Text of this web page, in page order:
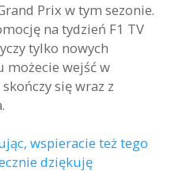
Prix w tym sezonie.
na tydzień F1 TV
tylko nowych
możecie wejść w
się wraz z
wspieracie też tego
dziękuję